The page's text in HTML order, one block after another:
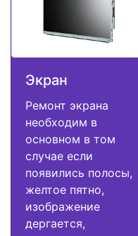
Экран
Ремонт экрана
необходим в
основном в том
случае если
появились полосы,
желтое пятно,
изображение
дергается,